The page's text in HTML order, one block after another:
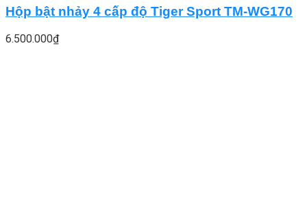
Hộp bật nhảy 4 cấp độ Tiger Sport TM-WG170
6.500.000₫